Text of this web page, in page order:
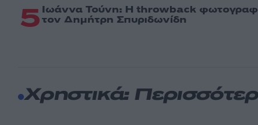
5 Ιωάννα Τούνη: Η throwback
τον Δημήτρη Σπυριδωνίδη
Χρηστικά: